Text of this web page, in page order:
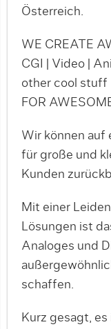
Österreich.
WE CREATE
CGI | Video |
other cool stuff
FOR
Wir können auf
für große und
Kunden
Mit einer
Lösungen ist
Analoges und
schaffen.
Kurz gesagt,